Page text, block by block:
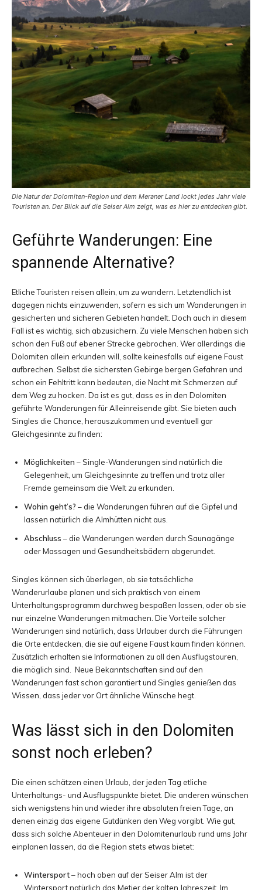
Die Natur der Dolomiten-Region und dem Meraner Land lockt jedes Jahr viele
Touristen an. Der Blick auf die Seiser Alm zeigt, was es hier zu entdecken gibt.
Geführte Wanderungen: Eine
spannende Alternative?
Etliche Touristen reisen allein, um zu wandern. Letztendlich ist
dagegen nichts einzuwenden, sofern es sich um Wanderungen in
gesicherten und sicheren Gebieten handelt. Doch auch in diesem
Fall ist es wichtig, sich abzusichern. Zu viele Menschen haben sich
schon den Fuß auf ebener Strecke gebrochen. Wer allerdings die
Dolomiten allein erkunden will, sollte keinesfalls auf eigene Faust
aufbrechen. Selbst die sichersten Gebirge bergen Gefahren und
schon ein Fehltritt kann bedeuten, die Nacht mit Schmerzen auf
dem Weg zu hocken. Da ist es gut, dass es in den Dolomiten
geführte Wanderungen für Alleinreisende gibt. Sie bieten auch
Singles die Chance, herauszukommen und eventuell gar
Gleichgesinnte zu finden:
Möglichkeiten – Single-Wanderungen sind natürlich die
Gelegenheit, um Gleichgesinnte zu treffen und trotz aller
Fremde gemeinsam die Welt zu erkunden.
Wohin geht’s? – die Wanderungen führen auf die Gipfel und
lassen natürlich die Almhütten nicht aus.
Abschluss – die Wanderungen werden durch Saunagänge
oder Massagen und Gesundheitsbädern abgerundet.
Singles können sich überlegen, ob sie tatsächliche
Wanderurlaube planen und sich praktisch von einem
Unterhaltungsprogramm durchweg bespaßen lassen, oder ob sie
nur einzelne Wanderungen mitmachen. Die Vorteile solcher
Wanderungen sind natürlich, dass Urlauber durch die Führungen
die Orte entdecken, die sie auf eigene Faust kaum finden können.
Zusätzlich erhalten sie Informationen zu all den Ausflugstouren,
die möglich sind. Neue Bekanntschaften sind auf den
Wanderungen fast schon garantiert und Singles genießen das
Wissen, dass jeder vor Ort ähnliche Wünsche hegt.
Was lässt sich in den Dolomiten
sonst noch erleben?
Die einen schätzen einen Urlaub, der jeden Tag etliche
Unterhaltungs- und Ausflugspunkte bietet. Die anderen wünschen
sich wenigstens hin und wieder ihre absoluten freien Tage, an
denen einzig das eigene Gutdünken den Weg vorgibt. Wie gut,
dass sich solche Abenteuer in den Dolomitenurlaub rund ums Jahr
einplanen lassen, da die Region stets etwas bietet:
Wintersport– hoch oben auf der Seiser Alm ist der
Wintersport natürlich das Metier der kalten Jahreszeit. Im